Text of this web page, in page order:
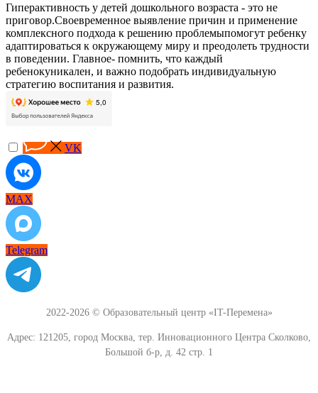
Гиперактивность у детей дошкольного возраста - это не
приговор.Своевременное выявление причин и применение
комплексного подхода к решению проблемыпомогут ребенку
адаптироваться к окружающему миру и преодолеть трудности
в поведении. Главное- помнить, что каждый
ребенокуникален, и важно подобрать индивидуальную
стратегию воспитания и развития.
VK
MAX
Telegram
2022-2026 © Образовательный центр «IT-Перемена»
Адрес: 121205, город Москва, тер. Инновационного Центра Сколково,
Большой б-р, д. 42 стр. 1